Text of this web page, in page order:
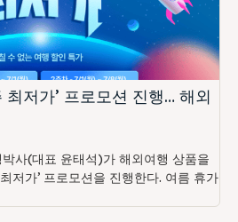
저가’ 프로모션 진행… 해외
사(대표 윤태석)가 해외여행 상품을
저가’ 프로모션을 진행한다. 여름 휴가